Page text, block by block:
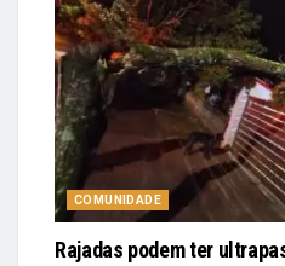
COMUNIDADE
Rajadas podem ter